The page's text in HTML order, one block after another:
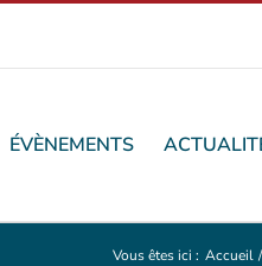
ÉVÈNEMENTS
Vous êtes ici : Accueil